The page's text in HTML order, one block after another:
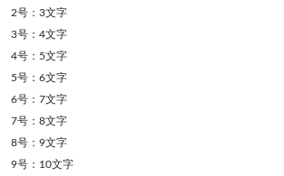
2号：3文字
3号：4文字
4号：5文字
5号：6文字
6号：7文字
7号：8文字
8号：9文字
9号：10文字